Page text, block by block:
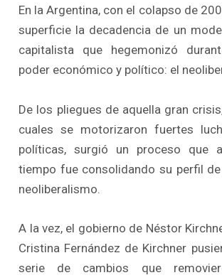
En la Argentina, con el colapso de
superficie la decadencia de un
capitalista que hegemonizó
poder económico y político: el
De los pliegues de aquella gran
cuales se motorizaron fuertes
políticas, surgió un proceso que
tiempo fue consolidando su perfil
neoliberalismo.
A la vez, el gobierno de Néstor
Cristina Fernández de Kirchner
serie de cambios que